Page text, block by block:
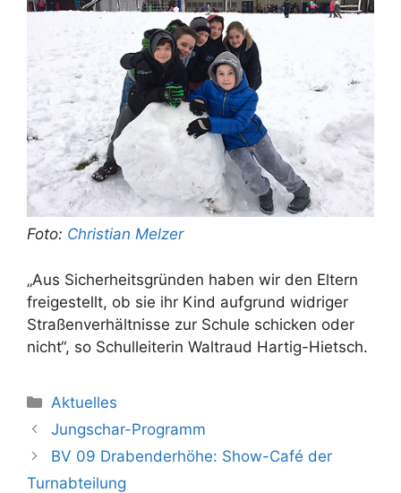
Foto: Christian Melzer
„Aus Sicherheitsgründen haben wir den Eltern
freigestellt, ob sie ihr Kind aufgrund widriger
Straßenverhältnisse zur Schule schicken oder
nicht“, so Schulleiterin Waltraud Hartig-Hietsch.
Kategorien
Aktuelles
Jungschar-Programm
BV 09 Drabenderhöhe: Show-Café der
Turnabteilung